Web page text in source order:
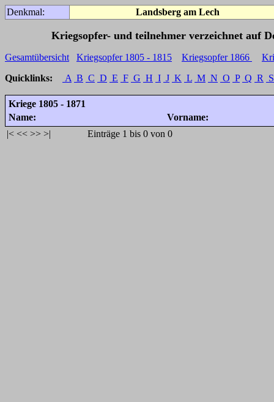
Denkmal: Landsberg am Lech
Kriegsopfer- und teilnehmer verzeichnet auf
Gesamtübersicht Kriegsopfer 1805 - 1815 Kriegsopfer 1866
Quicklinks:
A B C D E F G H I J K L M N O P Q R S
Kriege 1805 - 1871
Name:
Vorname:
|< << >> >| Einträge 1 bis 0 von 0